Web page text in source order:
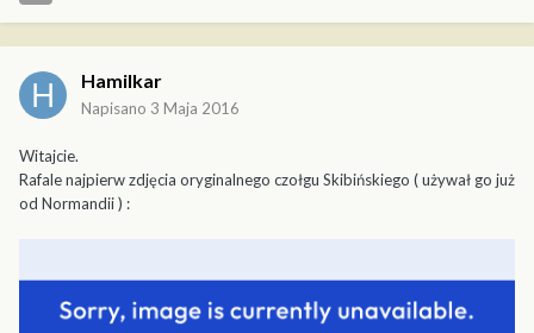
Hamilkar
Napisano 3 Maja 2016
Witajcie.
Rafale najpierw zdjęcia oryginalnego czołgu Skibińskiego ( używał go już
od Normandii ) :